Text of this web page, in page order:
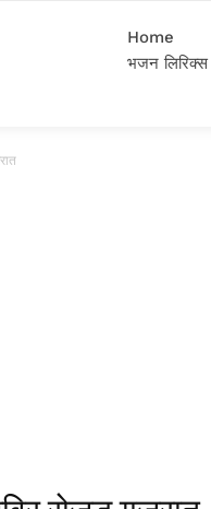
Home
भजन लिरिक्स